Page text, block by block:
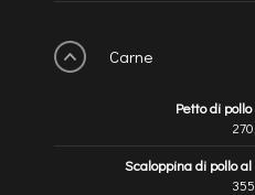
Carne
Petto di
Scaloppina di pollo